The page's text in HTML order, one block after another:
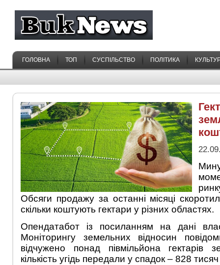
ГОЛОВНА ТОП СУСПІЛЬСТВО ПОЛІТИКА
Обсяги продажу за останні місяці
скільки коштують гектари у різних областях.
Опендатабот із посиланням на дані
Моніторингу земельних відносин
відчужено понад півмільйона гектарів
кількість угідь передали у спадок – 828 тисяч